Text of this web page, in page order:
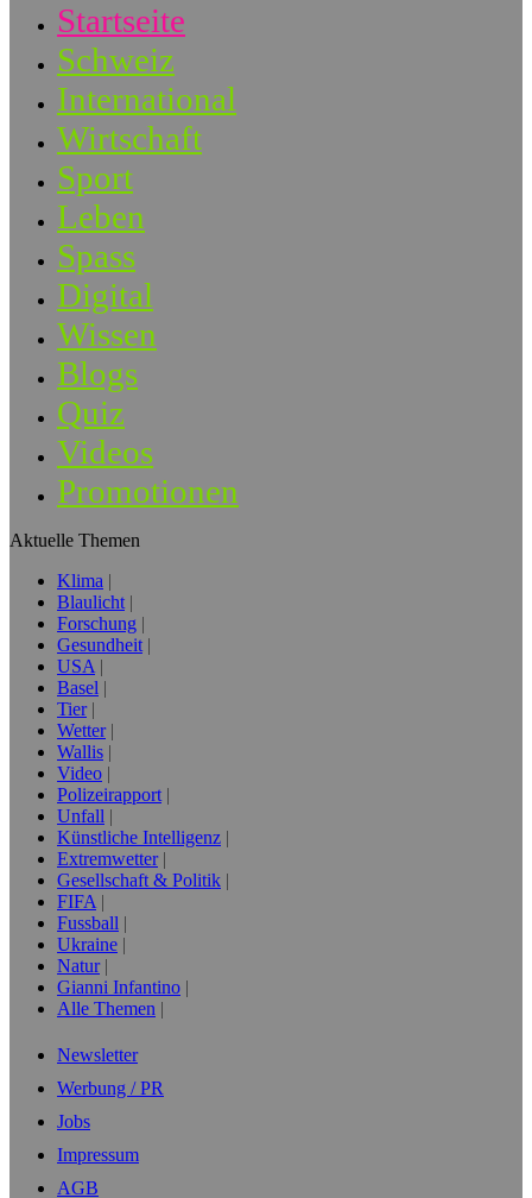
Startseite
Schweiz
International
Wirtschaft
Sport
Leben
Spass
Digital
Wissen
Blogs
Quiz
Videos
Promotionen
Aktuelle Themen
Klima
Blaulicht
Forschung
Gesundheit
USA
Basel
Tier
Wetter
Wallis
Video
Polizeirapport
Unfall
Künstliche Intelligenz
Extremwetter
Gesellschaft & Politik
FIFA
Fussball
Ukraine
Natur
Gianni Infantino
Alle Themen
Newsletter
Werbung / PR
Jobs
Impressum
AGB